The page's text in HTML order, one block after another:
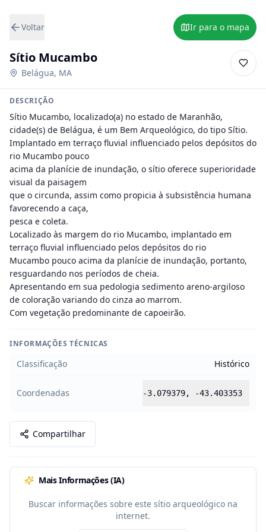
Voltar Ir para o mapa
Sítio Mucambo
Belágua, MA
DESCRIÇÃO
Sítio Mucambo, localizado(a) no estado de Maranhão,
cidade(s) de Belágua, é um Bem Arqueológico, do tipo Sítio.
Implantado em terraço fluvial influenciado pelos depósitos do
rio Mucambo pouco
acima da planície de inundação, o sítio oferece superioridade
visual da paisagem
que o circunda, assim como propicia à subsistência humana
favorecendo a caça,
pesca e coleta.
Localizado às margem do rio Mucambo, implantado em
terraço fluvial influenciado pelos depósitos do rio
Mucambo pouco acima da planície de inundação, portanto,
resguardando nos períodos de cheia.
Apresentando em sua pedologia sedimento areno-argiloso
de coloração variando do cinza ao marrom.
Com vegetação predominante de capoeirão.
INFORMAÇÕES TÉCNICAS
Classificação Histórico
Coordenadas -3.079379, -43.403353
Compartilhar
Mais Informações (IA)
Buscar informações sobre este sítio arqueológico na
internet.